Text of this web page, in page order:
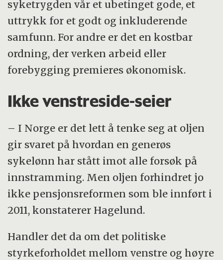
syketrygden vår et ubetinget gode, et
uttrykk for et godt og inkluderende
samfunn. For andre er det en kostbar
ordning, der verken arbeid eller
forebygging premieres økonomisk.
Ikke venstreside-seier
– I Norge er det lett å tenke seg at oljen
gir svaret på hvordan en generøs
sykelønn har stått imot alle forsøk på
innstramming. Men oljen forhindret jo
ikke pensjonsreformen som ble innført i
2011, konstaterer Hagelund.
Handler det da om det politiske
styrkeforholdet mellom venstre og høyre